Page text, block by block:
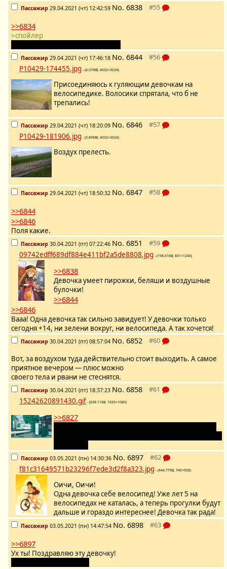
Пассажир 29.04.2021 (чт) 12:42:59 No. 6838
>>6834
>спойлер
Пассажир 29.04.2021 (чт) 17:46:18 No. 6844
P10429-174455.jpg - (4.07MB, 4032×3024)
Присоединяюсь к гуляющим девочкам на
велосипедике. Волосики спрятала, что б не
трепались!
Пассажир 29.04.2021 (чт) 18:20:09 No. 6846
P10429-181906.jpg - (3.89MB, 4032×3024)
Воздух прелесть.
Пассажир 29.04.2021 (чт) 18:50:32 No. 6847
>>6844
>>6846
Поля какие.
Пассажир 30.04.2021 (пт) 07:22:46 No. 6851
09742edff689df884e411bf2a5de8808.jpg - (198.61KB, 801×1240)
>>6838
Девочка умеет пирожки, беляши и воздушные
булочки!
>>6844
>>6846
Вааа! Одна девочка так сильно завидует! У девочки только
сегодня +14, ни зелени вокруг, ни велосипеда. А так хочется!
Пассажир 30.04.2021 (пт) 08:57:04 No. 6852
Вот, за воздухом туда действительно стоит выходить. А самое
приятное вечером — плюс можно
своего тела и рвани не стеснятся.
Пассажир 30.04.2021 (пт) 18:37:23 No. 6858
15242620891430.gif - (638.11KB, 1920×1080)
>>6827
Пассажир 03.05.2021 (пн) 14:30:36 No. 6897
f81c31649571b23296f7ede3d2f8a323.jpg - (444.77KB, 740×958)
Оичи, Оичи!
Одна девочка себе велосипед! Уже лет 5 на
велосипедах не каталась, а теперь прогулки будут
дальше и гораздо интереснее! Девочка так рада!
Пассажир 03.05.2021 (пн) 14:47:54 No. 6898
>>6897
Ух ты! Поздравляю эту девочку!